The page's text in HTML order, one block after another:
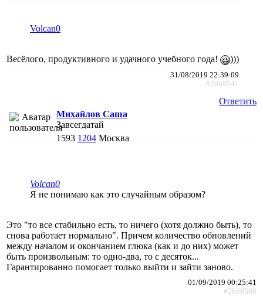
Volcan0
Весёлого, продуктивного и удачного учебного года! )))
31/08/2019 22:39:09
#2669541
Ответить
Михайлов Саша
Завсегдатай
1593 1204 Москва
Volcan0
Я не понимаю как это случайным образом?
Это "то все стабильно есть, то ничего (хотя должно быть), то
снова работает нормально". Причем количество обновлений
между началом и окончанием глюка (как и до них) может
быть произвольным: то одно-два, то с десяток...
Гарантированно помогает только выйти и зайти заново.
01/09/2019 00:25:41
#2669566